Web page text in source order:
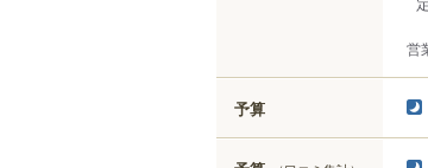
営
予算